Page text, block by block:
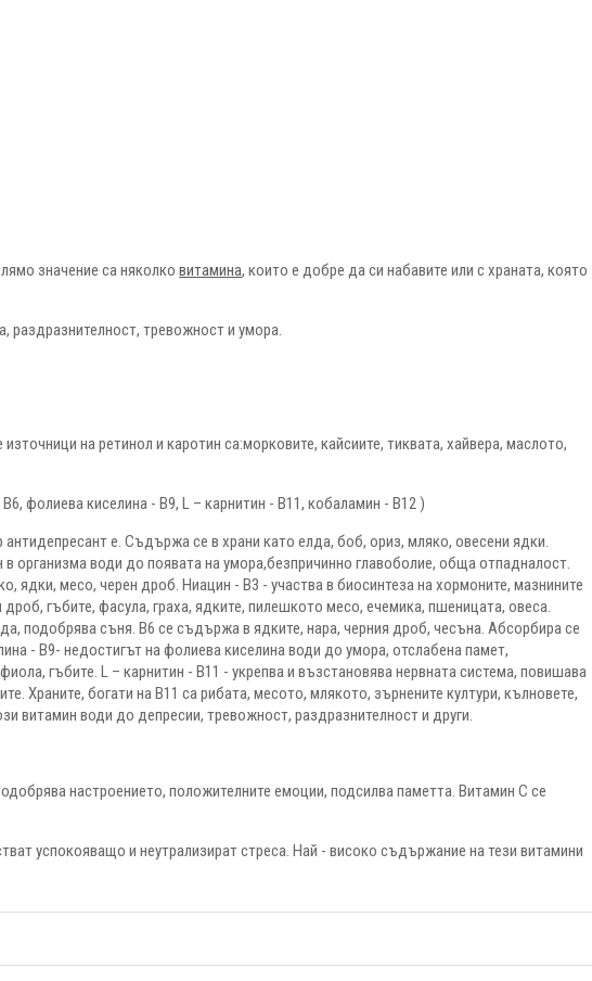
значение са няколковитамина, които е добре да си набавите или с храната, която
раздразнителност, тревожност и умора.
на ретинол и каротин са:морковите, кайсиите, тиквата, хайвера, маслото,
фолиева киселина - В9, L – карнитин - В11, кобаламин - В12 )
е. Съдържа се в храни като елда, боб, ориз, мляко, овесени ядки.
организма води до появата на умора,безпричинно главоболие, обща отпадналост.
ядки, месо, черен дроб. Ниацин - В3 - участва в биосинтеза на хормоните, мазнините
гъбите, фасула, граха, ядките, пилешкото месо, ечемика, пшеницата, овеса.
подобрява съня. В6 се съдържа в ядките, нара, черния дроб, чесъна. Абсорбира се
- В9- недостигът на фолиева киселина води до умора, отслабена памет,
гъбите. L – карнитин - В11 - укрепва и възстановява нервната система, повишава
Храните, богати на В11 са рибата, месото, млякото, зърнените култури, кълновете,
витамин води до депресии, тревожност, раздразнителност и други.
настроението, положителните емоции, подсилва паметта. Витамин С се
успокояващо и неутрализират стреса. Най - високо съдържание на тези витамини